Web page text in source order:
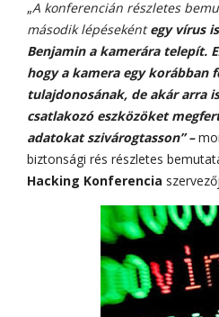
„A konferencián részletes
második lépésekéntegy vírus
Benjamin a kamerára telepít.
hogy a kamera egy korábban
tulajdonosának, de akár arra
csatlakozó eszközöket
adatokat szivárogtasson” –
biztonsági rés részletes
Hacking Konferencia